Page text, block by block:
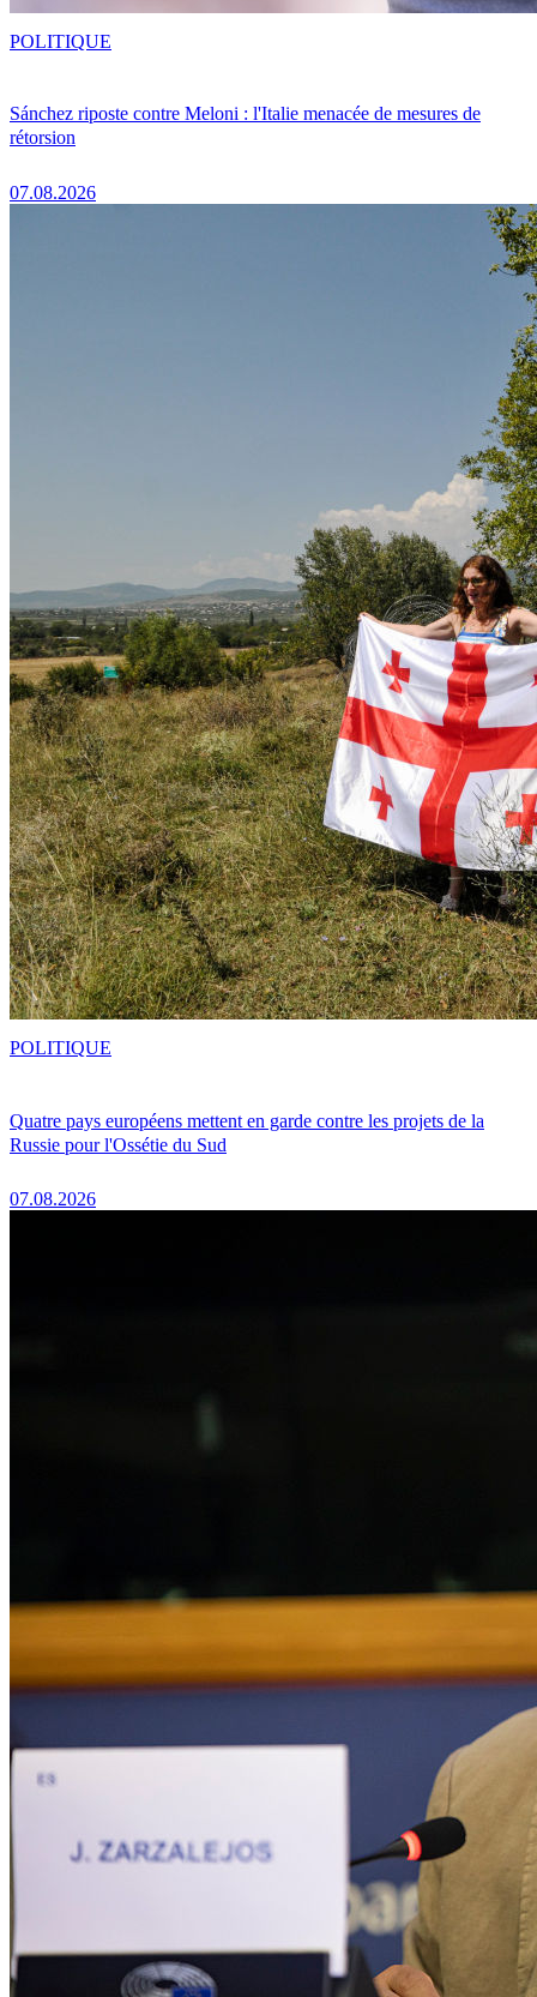
Sánchez riposte contre Meloni : l'Italie menacée de mesures de
rétorsion
07.08.2026
POLITIQUE
Quatre pays européens mettent en garde contre les projets de la
Russie pour l'Ossétie du Sud
07.08.2026
POLITIQUE